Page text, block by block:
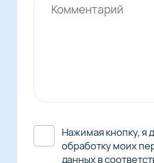
Нажимая кнопку, я
обработку моих
данных в